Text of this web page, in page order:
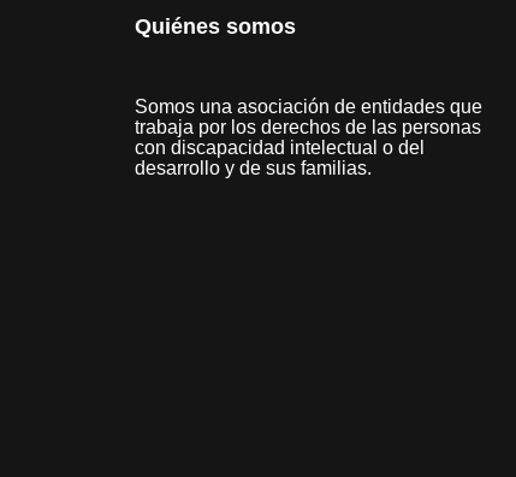
Quiénes somos
Somos una asociación de entidades que
trabaja por los derechos de las personas
con discapacidad intelectual o del
desarrollo y de sus familias.